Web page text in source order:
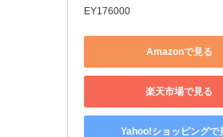
EY176000
Amazonで見る
楽天市場で見る
Yahoo!ショッピングで